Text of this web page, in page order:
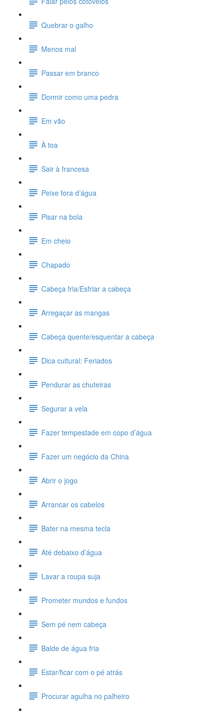
Quebrar o galho
Menos mal
Passar em branco
Dormir como uma pedra
Em vão
À toa
Sair à francesa
Peixe fora d’água
Pisar na bola
Em cheio
Chapado
Cabeça fria/Esfriar a cabeça
Arregaçar as mangas
Cabeça quente/esquentar a cabeça
Dica cultural: Feriados
Pendurar as chuteiras
Segurar a vela
Fazer tempestade em copo d’água
Fazer um negócio da China
Abrir o jogo
Arrancar os cabelos
Bater na mesma tecla
Até debaixo d’água
Lavar a roupa suja
Prometer mundos e fundos
Sem pé nem cabeça
Balde de água fria
Estar/ficar com o pé atrás
Procurar agulha no palheiro